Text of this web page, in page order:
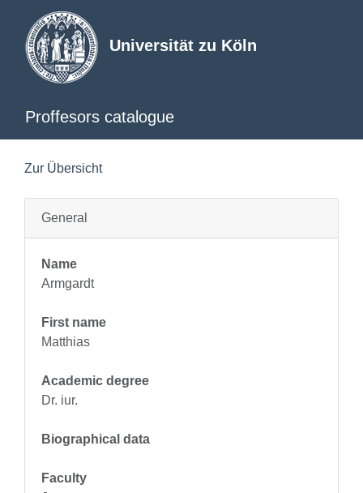
Universität zu Köln
Proffesors catalogue
Zur Übersicht
General
Name
Armgardt
First name
Matthias
Academic degree
Dr. iur.
Biographical data
Faculty